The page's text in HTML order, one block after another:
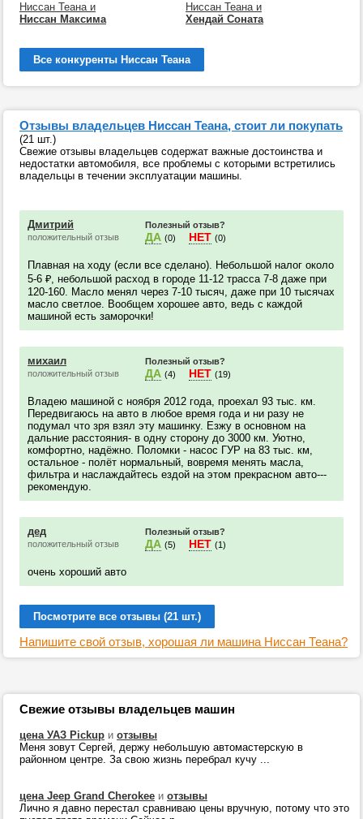
Ниссан Теана и
Ниссан Максима
Ниссан Теана и
Хендай Соната
Все конкуренты Ниссан Теана
Отзывы владельцев Ниссан Теана, стоит ли покупать
(21 шт.)
Свежие отзывы владельцев содержат важные достоинства и
недостатки автомобиля, все проблемы с которыми встретились
владельцы в течении эксплуатации машины.
Дмитрий
положительный отзыв
Полезный отзыв?
ДА (0) НЕТ (0)
Плавная на ходу (если все сделано). Небольшой налог около
5-6 ₽, небольшой расход в городе 11-12 трасса 7-8 даже при
120-160. Масло менял через 7-10 тысяч, даже при 10 тысячах
масло светлое. Вообщем хорошее авто, ведь с каждой
машиной есть заморочки!
михаил
положительный отзыв
Полезный отзыв?
ДА (4) НЕТ (19)
Владею машиной с ноября 2012 года, проехал 93 тыс. км.
Передвигаюсь на авто в любое время года и ни разу не
подумал что зря взял эту машинку. Езжу в основном на
дальние расстояния- в одну сторону до 3000 км. Уютно,
комфортно, надёжно. Поломки - насос ГУР на 83 тыс. км,
остальное - полёт нормальный, вовремя менять масла,
фильтра и наслаждайтесь ездой на этом прекрасном авто---
рекомендую.
дед
положительный отзыв
Полезный отзыв?
ДА (5) НЕТ (1)
очень хороший авто
Посмотрите все отзывы (21 шт.)
Напишите свой отзыв, хорошая ли машина Ниссан Теана?
Свежие отзывы владельцев машин
цена УАЗ Pickup и отзывы
Меня зовут Сергей, держу небольшую автомастерскую в
районном центре. За свою жизнь перебрал кучу ...
цена Jeep Grand Cherokee и отзывы
Лично я давно перестал сравниваю цены вручную, потому что это